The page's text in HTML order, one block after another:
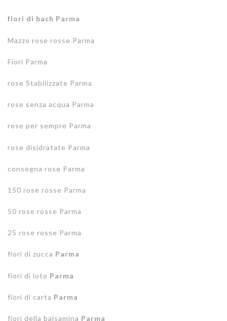
fiori di bach Parma
Mazzo rose rosse Parma
Fiori Parma
rose Stabilizzate Parma
rose senza acqua Parma
rose per sempre Parma
rose disidratate Parma
consegna rose Parma
150 rose rosse Parma
50 rose rosse Parma
25 rose rosse Parma
fiori di zucca Parma
fiori di loto Parma
fiori di carta Parma
fiori della balsamina Parma